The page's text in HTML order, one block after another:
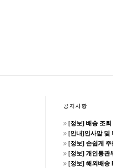
공지사항
[정보] 배송 조회
[안내]인사말 및
[정보] 손쉽게 주
[정보] 개인통관
[정보] 해외배송